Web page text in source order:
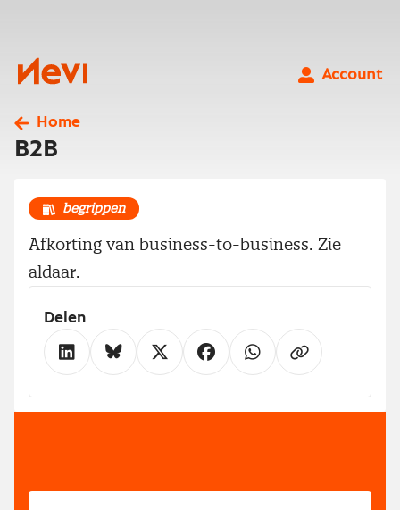
Nevi
Account
Home
B2B
begrippen
Afkorting van business-to-business. Zie
aldaar.
Delen